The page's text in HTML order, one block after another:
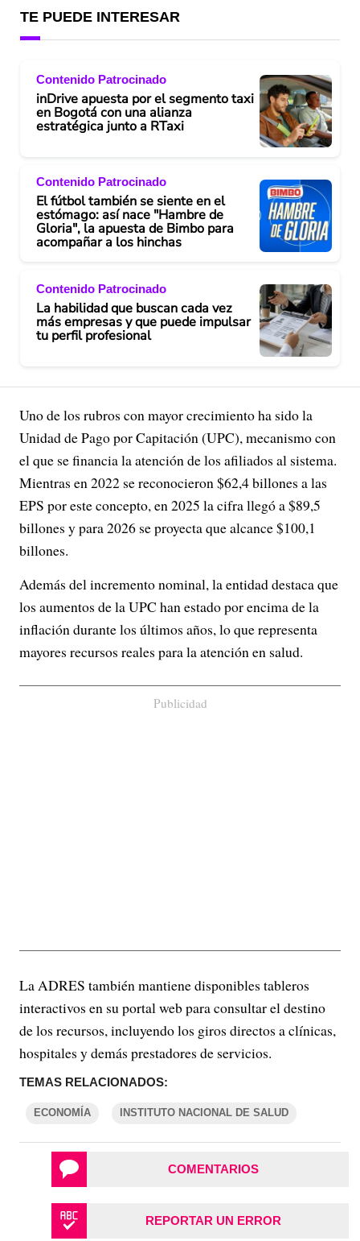
TE PUEDE INTERESAR
Contenido Patrocinado
inDrive apuesta por el segmento taxi
en Bogotá con una alianza
estratégica junto a RTaxi
Contenido Patrocinado
El fútbol también se siente en el
estómago: así nace "Hambre de
Gloria", la apuesta de Bimbo para
acompañar a los hinchas
Contenido Patrocinado
La habilidad que buscan cada vez
más empresas y que puede impulsar
tu perfil profesional
Uno de los rubros con mayor crecimiento ha sido la
Unidad de Pago por Capitación (UPC), mecanismo con
el que se financia la atención de los afiliados al sistema.
Mientras en 2022 se reconocieron $62,4 billones a las
EPS por este concepto, en 2025 la cifra llegó a $89,5
billones y para 2026 se proyecta que alcance $100,1
billones.
Además del incremento nominal, la entidad destaca que
los aumentos de la UPC han estado por encima de la
inflación durante los últimos años, lo que representa
mayores recursos reales para la atención en salud.
Publicidad
La ADRES también mantiene disponibles tableros
interactivos en su portal web para consultar el destino
de los recursos, incluyendo los giros directos a clínicas,
hospitales y demás prestadores de servicios.
TEMAS RELACIONADOS:
ECONOMÍA INSTITUTO NACIONAL DE SALUD
COMENTARIOS
REPORTAR UN ERROR